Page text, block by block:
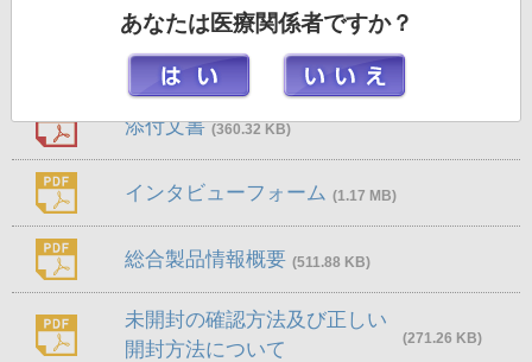
画像ダウンロード
添付文書 (360.32 KB)
インタビューフォーム (1.17 MB)
総合製品情報概要 (511.88 KB)
未開封の確認方法及び正しい
開封方法について
(271.26 KB)
あなたは医療関係者ですか？